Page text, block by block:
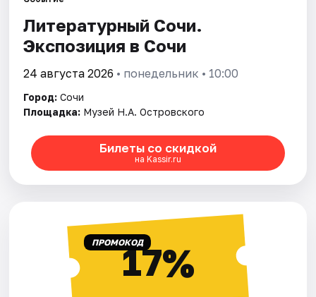
Литературный Сочи.
Экспозиция в Сочи
24 августа 2026 • понедельник • 10:00
Город: Сочи
Площадка: Музей Н.А. Островского
Билеты со скидкой
на Kassir.ru
ПРОМОКОД17%